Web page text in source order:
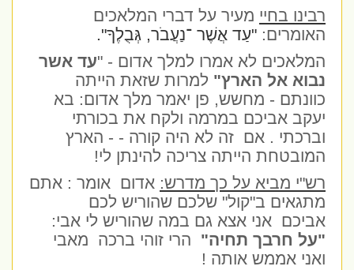
רבינו בחיימעיר על דברי המלאכים
האומרים:"עַד אֲשֶׁר ־נַעֲבֹר, גְּבֻלֶךָ".
המלאכים לא אמרו למלך אדום - "עד אשר
נבוא אל הארץ"למרות שזאת הייתה
כוונתם - מחשש, פן יאמר מלך אדום: בא
יעקב אביכם במרמה ולקח את בכורתי
וברכתי . אם זה לא היה קורה - - הארץ
המובטחת הייתה צריכה להינתן לי!
רש"י מביא על כך מדרש:אדום אומר : אתם
מתגאים ב"קול" שלכם שהוריש לכם
אביכם אני אצא גם במה שהוריש לי אבי:
"על חרבך תחיה"הרי זוהי ברכה מאבי
ואני אממש אותה !